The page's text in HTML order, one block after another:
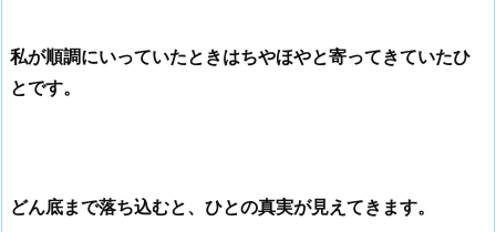
私が順調にいっていたときはちやほやと寄ってきていたひ
とです。
どん底まで落ち込むと、ひとの真実が見えてきます。